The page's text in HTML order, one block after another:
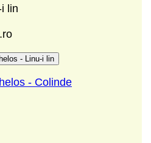
lin
- Linu-i lin
- Colinde